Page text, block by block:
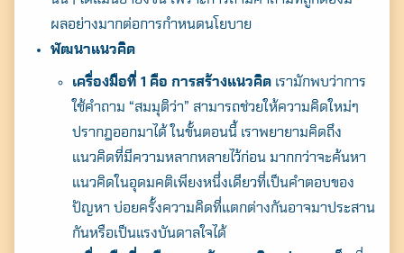
ผลอย่างมากต่อการกำหนดนโยบาย
พัฒนาแนวคิด
เครื่องมือที่ 1 คือ การสร้างแนวคิด เรามักพบว่าการ
ใช้คำถาม “สมมุติว่า” สามารถช่วยให้ความคิดใหม่ๆ
ปรากฎออกมาได้ ในขั้นตอนนี้ เราพยายามคิดถึง
แนวคิดที่มีความหลากหลายไว้ก่อน มากกว่าจะค้นหา
แนวคิดในอุดมคติเพียงหนึ่งเดียวที่เป็นคำตอบของ
ปัญหา บ่อยครั้งความคิดที่แตกต่างกันอาจมาประสาน
กันหรือเป็นแรงบันดาลใจได้